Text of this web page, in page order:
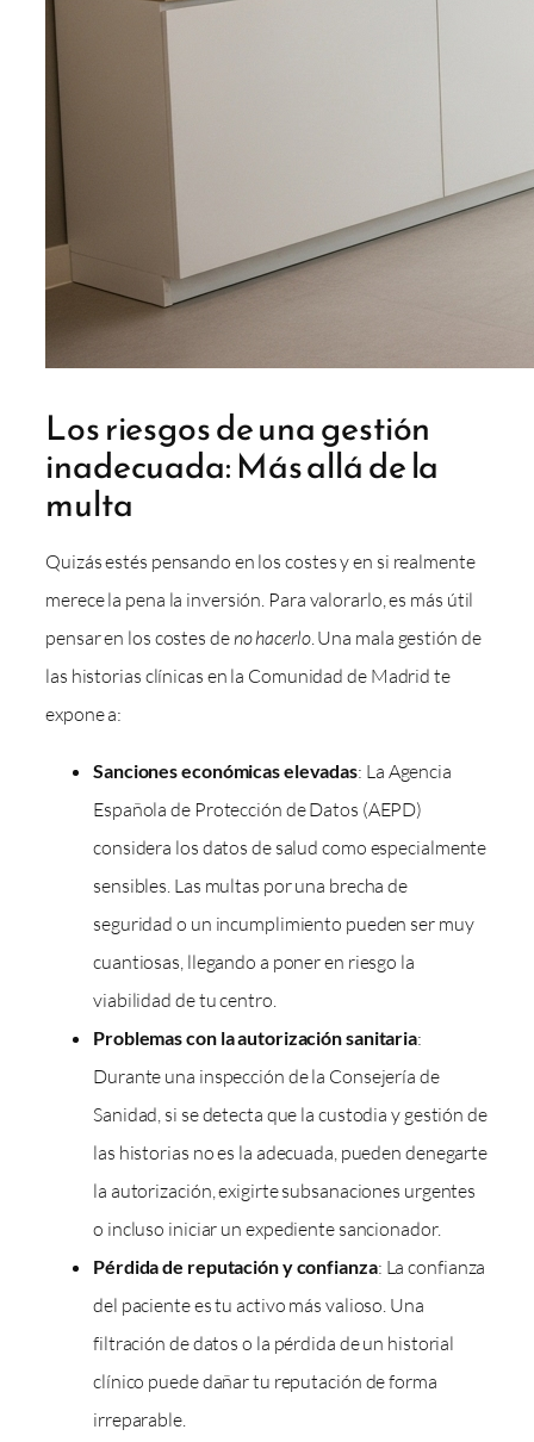
Los riesgos de una gestión
inadecuada: Más allá de la
multa
Quizás estés pensando en los costes y en si realmente
merece la pena la inversión. Para valorarlo, es más útil
pensar en los costes deno hacerlo. Una mala gestión de
las historias clínicas en la Comunidad de Madrid te
expone a:
Sanciones económicas elevadas: La Agencia
Española de Protección de Datos (AEPD)
considera los datos de salud como especialmente
sensibles. Las multas por una brecha de
seguridad o un incumplimiento pueden ser muy
cuantiosas, llegando a poner en riesgo la
viabilidad de tu centro.
Problemas con la autorización sanitaria:
Durante una inspección de la Consejería de
Sanidad, si se detecta que la custodia y gestión de
las historias no es la adecuada, pueden denegarte
la autorización, exigirte subsanaciones urgentes
o incluso iniciar un expediente sancionador.
Pérdida de reputación y confianza: La confianza
del paciente es tu activo más valioso. Una
filtración de datos o la pérdida de un historial
clínico puede dañar tu reputación de forma
irreparable.